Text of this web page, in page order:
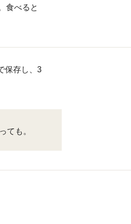
食べると
保存し、3
ても。